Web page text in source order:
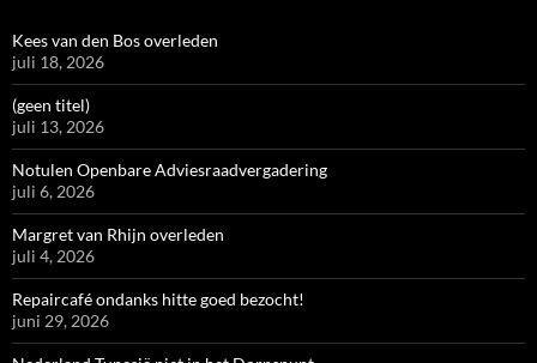
Kees van den Bos overleden
juli 18, 2026
(geen titel)
juli 13, 2026
Notulen Openbare Adviesraadvergadering
juli 6, 2026
Margret van Rhijn overleden
juli 4, 2026
Repaircafé ondanks hitte goed bezocht!
juni 29, 2026